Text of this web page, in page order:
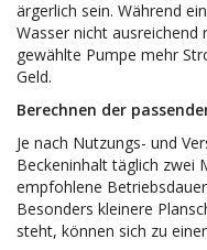
ärgerlich sein. Während
Wasser nicht
gewählte Pumpe mehr
Geld.
Berechnen der
Je nach Nutzungs- und
Beckeninhalt täglich zwei
empfohlene
Besonders kleinere
steht, können sich zu